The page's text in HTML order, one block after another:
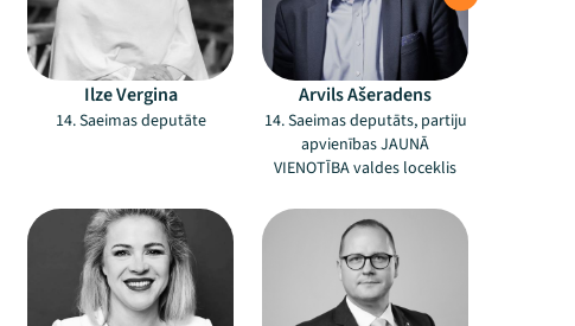
Ilze Vergina
14. Saeimas deputāte
Arvils Ašeradens
14. Saeimas deputāts, partiju
apvienības JAUNĀ
VIENOTĪBA valdes loceklis